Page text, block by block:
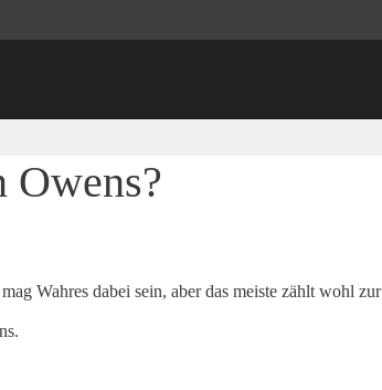
Owens?
Wahres dabei sein, aber das meiste zählt wohl zur